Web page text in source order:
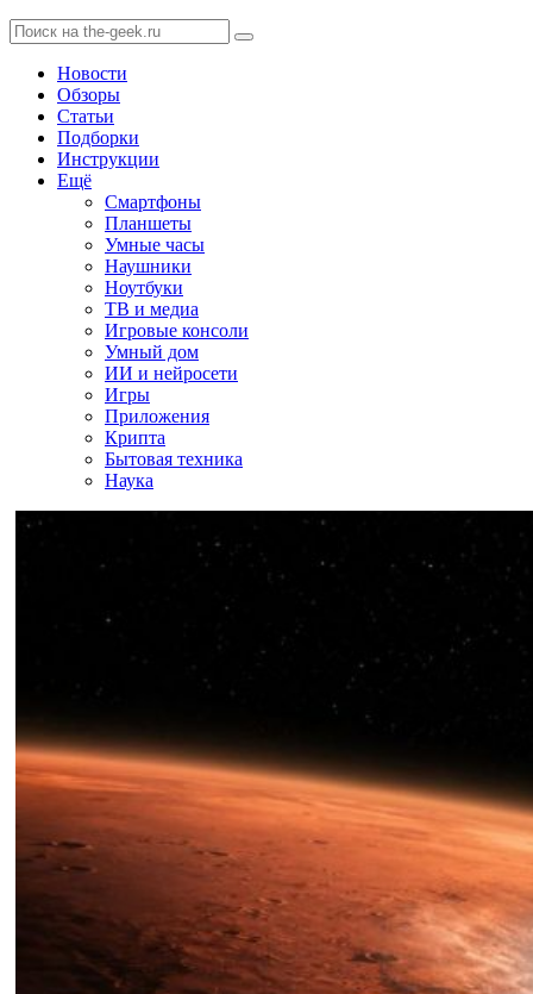
Новости
Обзоры
Статьи
Подборки
Инструкции
Ещё
Смартфоны
Планшеты
Умные часы
Наушники
Ноутбуки
ТВ и медиа
Игровые консоли
Умный дом
ИИ и нейросети
Игры
Приложения
Крипта
Бытовая техника
Наука